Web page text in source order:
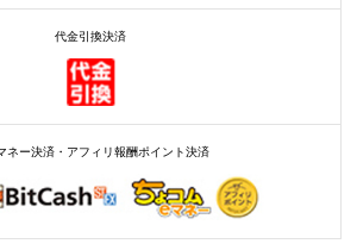
代金引換決済
ネー決済・アフィリ報酬ポイント決済